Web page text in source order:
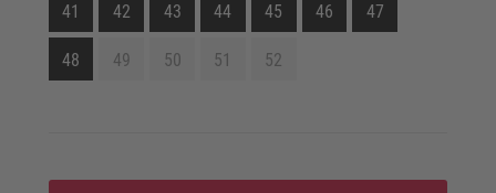
41 42 43 44 45 46 47
48 49 50 51 52